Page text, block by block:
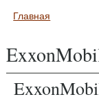
Вы здесь
Главная